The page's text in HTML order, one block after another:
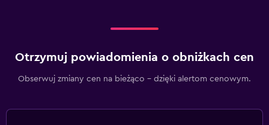
Otrzymuj powiadomienia o obniżkach cen
Obserwuj zmiany cen na bieżąco – dzięki alertom cenowym.